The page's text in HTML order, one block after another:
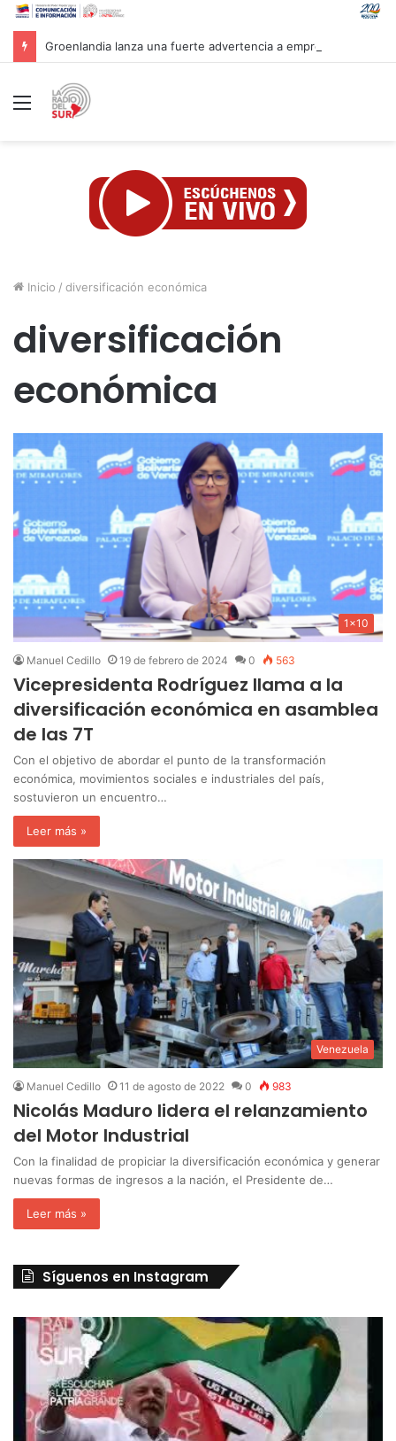
Menú
Inicio / diversificación económica
diversificación
económica
1x10
Manuel Cedillo 19 de febrero de 2024 0 563
Vicepresidenta Rodríguez llama a la
diversificación económica en asamblea
de las 7T
Con el objetivo de abordar el punto de la transformación
económica, movimientos sociales e industriales del país,
sostuvieron un encuentro…
Leer más »
Venezuela
Manuel Cedillo 11 de agosto de 2022 0 983
Nicolás Maduro lidera el relanzamiento
del Motor Industrial
Con la finalidad de propiciar la diversificación económica y generar
nuevas formas de ingresos a la nación, el Presidente de…
Leer más »
Síguenos en Instagram